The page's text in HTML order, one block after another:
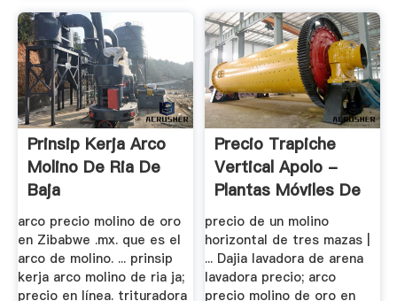
Prinsip Kerja Arco
Molino De Ria De
Baja
arco precio molino de oro
en Zibabwe .mx. que es el
arco de molino. ... prinsip
kerja arco molino de ria ja;
precio en línea. trituradora
Precio Trapiche
Vertical Apolo -
Plantas Móviles De
...
precio de un molino
horizontal de tres mazas |
... Dajia lavadora de arena
lavadora precio; arco
precio molino de oro en